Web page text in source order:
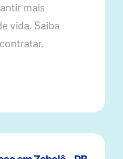
mais
vida. Saiba